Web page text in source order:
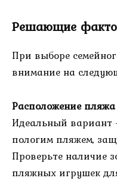
Решающие
При выборе
внимание на
Расположение
Идеальный вариант
пологим пляжем,
Проверьте наличие
пляжных игрушек